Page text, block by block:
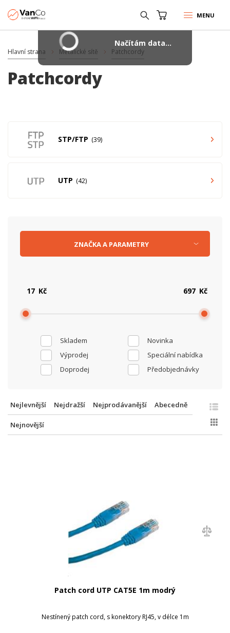
MENU
Hlavní strana Metalické sítě Patchcordy
Patchcordy
STP/FTP 39
UTP 42
Skladem
Novinka
Výprodej
Speciální nabídka
Doprodej
Předobjednávky
Kč Kč
ZNAČKAA PARAMETRY
Nejlevnější Nejdražší Nejprodávanější Abecedně
Nejnovější
Patch cord UTP CAT5E 1m modrý
Nestínený patch cord, s konektory RJ45, v délce 1m
Načítám data...